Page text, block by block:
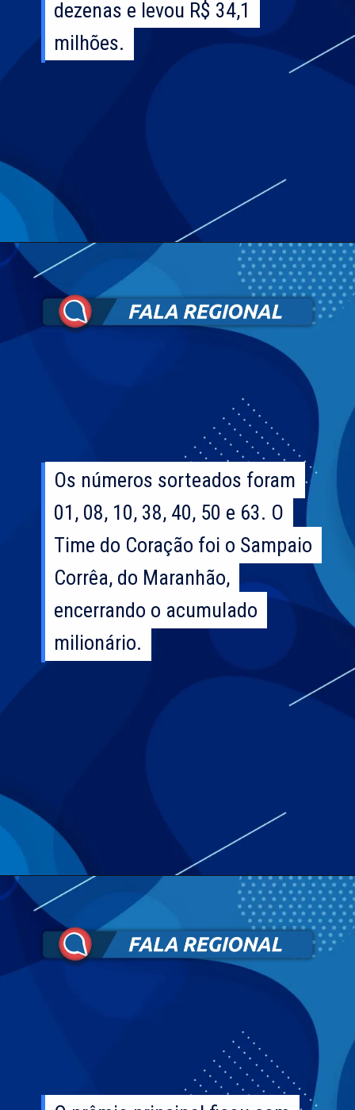
dezenas e levou R$ 34,1
milhões.
dezenas e levou R$ 34,1
milhões.
Os números sorteados foram
01, 08, 10, 38, 40, 50 e 63. O
Time do Coração foi o Sampaio
Corrêa, do Maranhão,
encerrando o acumulado
milionário.
Os números sorteados foram
01, 08, 10, 38, 40, 50 e 63. O
Time do Coração foi o Sampaio
Corrêa, do Maranhão,
encerrando o acumulado
milionário.